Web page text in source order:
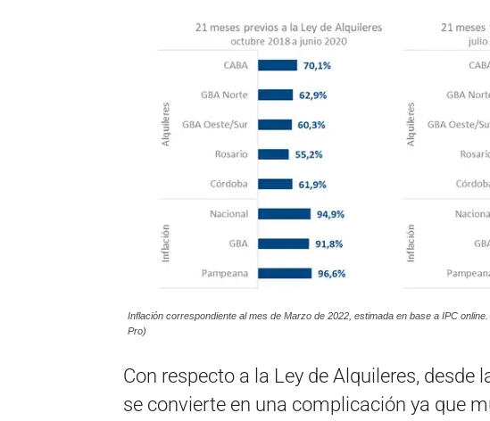
Inflación correspondiente al mes de Marzo de 2022, estimada en base a IPC
Pro)
Con respecto a la Ley de Alquileres,
se convierte en una complicación ya que